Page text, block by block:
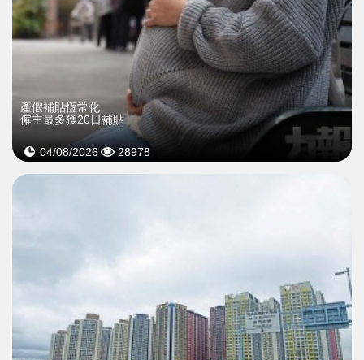
產假補貼恆常化
僱主最多獲20日補貼
04/08/2026 28978